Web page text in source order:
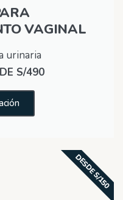
VAGINAL
urinaria
S/490
DESDE S/150